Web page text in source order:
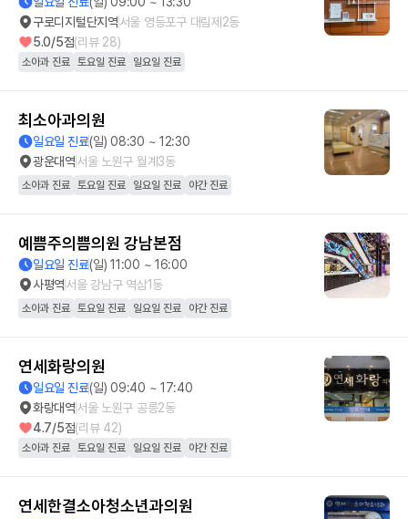
구로디지털단지역서울 영등포구 대림제2동
5.0/5점(리뷰 28)
소아과 진료 토요일 진료 일요일 진료
최소아과의원
일요일 진료(일) 08:30 ~ 12:30
광운대역서울 노원구 월계3동
소아과 진료 토요일 진료 일요일 진료 야간 진료
예쁨주의쁨의원 강남본점
일요일 진료(일) 11:00 ~ 16:00
사평역서울 강남구 역삼1동
소아과 진료 토요일 진료 일요일 진료 야간 진료
연세화랑의원
일요일 진료(일) 09:40 ~ 17:40
화랑대역서울 노원구 공릉2동
4.7/5점(리뷰 42)
소아과 진료 토요일 진료 일요일 진료 야간 진료
연세한결소아청소년과의원